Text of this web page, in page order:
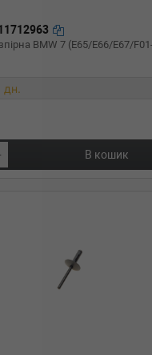
BMW 7 (E65/E66/E67/
дн.
В кошик